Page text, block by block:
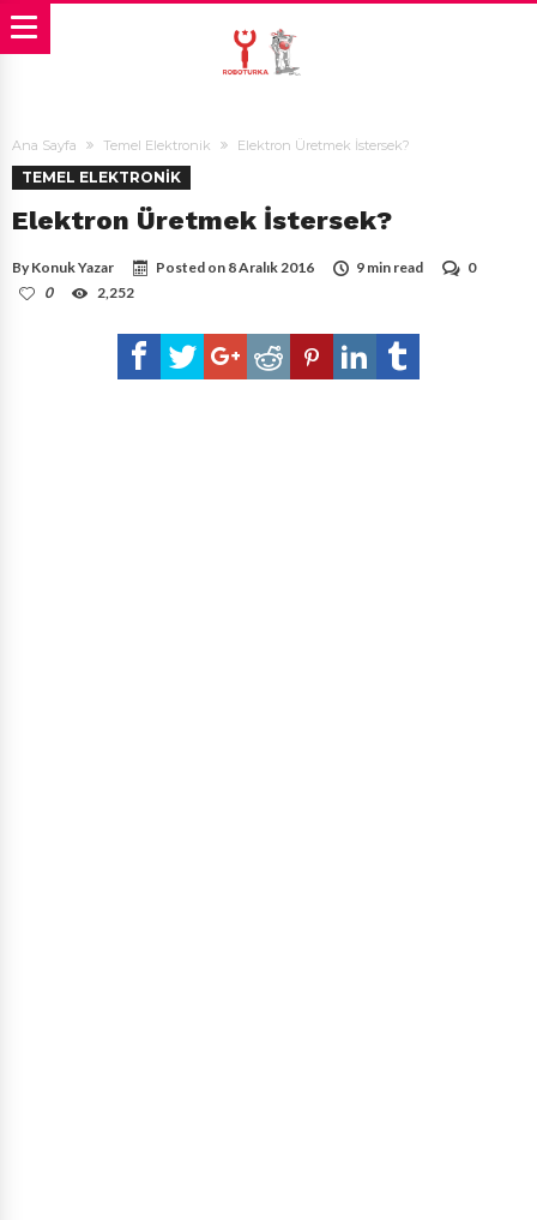
Ana Sayfa Temel Elektronik Elektron Üretmek İstersek?
TEMEL ELEKTRONIK
Elektron Üretmek İstersek?
By Konuk Yazar Posted on 8 Aralık 2016 9 min read
0
0
2,252